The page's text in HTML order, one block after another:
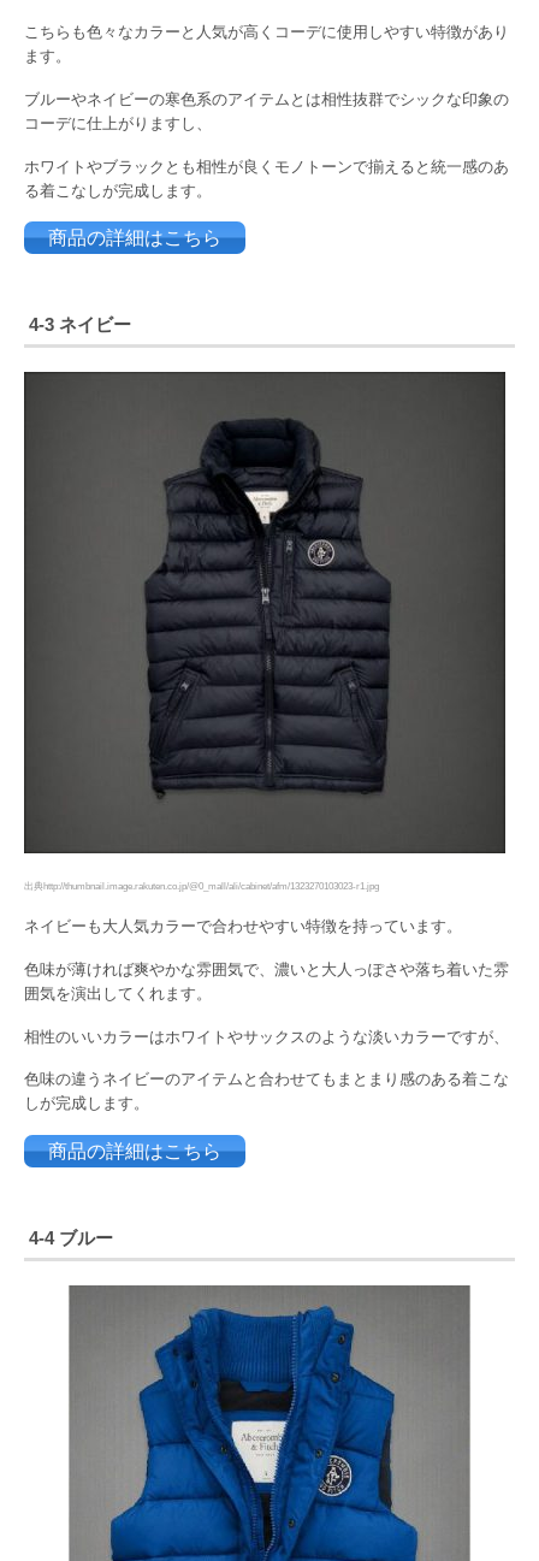
こちらも色々なカラーと人気が高くコーデに使用しやすい特徴があり
ます。
ブルーやネイビーの寒色系のアイテムとは相性抜群でシックな印象の
コーデに仕上がりますし、
ホワイトやブラックとも相性が良くモノトーンで揃えると統一感のあ
る着こなしが完成します。
商品の詳細はこちら
4-3 ネイビー
出典http://thumbnail.image.rakuten.co.jp/@0_mall/ali/cabinet/afm/1323270103023-r1.jpg
ネイビーも大人気カラーで合わせやすい特徴を持っています。
色味が薄ければ爽やかな雰囲気で、濃いと大人っぽさや落ち着いた雰
囲気を演出してくれます。
相性のいいカラーはホワイトやサックスのような淡いカラーですが、
色味の違うネイビーのアイテムと合わせてもまとまり感のある着こな
しが完成します。
商品の詳細はこちら
4-4 ブルー